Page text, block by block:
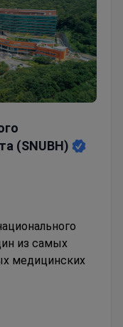
(SNUBH)
из самых
медицинских